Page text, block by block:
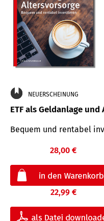
NEUERSCHEINUNG
ETF als Geldanlage
Bequem und rentabel
28,00 €
22,99 €